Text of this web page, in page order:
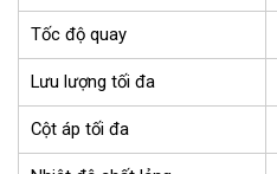
Tốc độ quay
Lưu lượng tối đa
Cột áp tối đa